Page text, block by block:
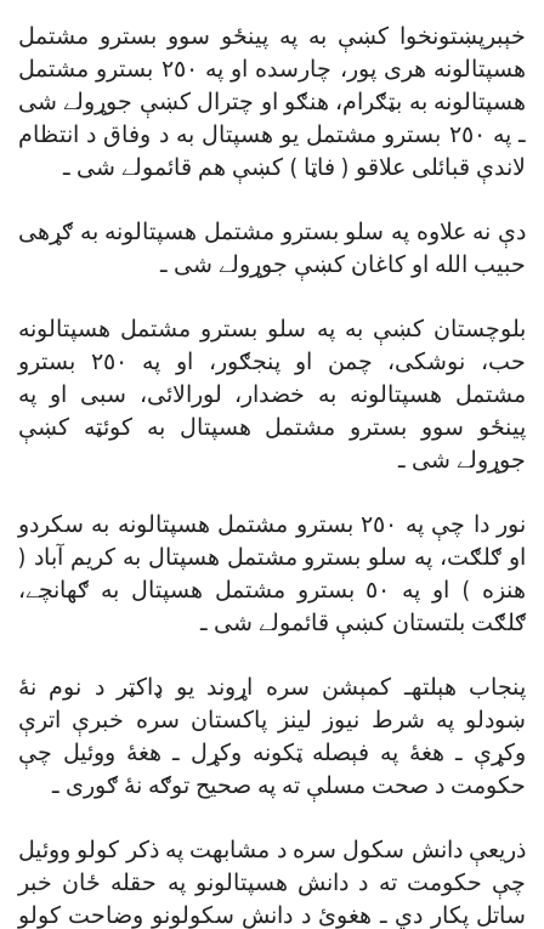
خېبرپښتونخوا کښې به په پينځو سوو بسترو مشتمل
هسپتالونه هرى پور، چارسده او په ٢٥٠ بسترو مشتمل
هسپتالونه به بټګرام، هنګو او چترال کښې جوړولے شى
ـ په ٢٥٠ بسترو مشتمل يو هسپتال به د وفاق د انتظام
لاندې قبائلى علاقو ( فاټا ) کښې هم قائمولے شى ـ
دې نه علاوه په سلو بسترو مشتمل هسپتالونه به ګړهى
حبيب الله او کاغان کښې جوړولے شى ـ
بلوچستان کښې به په سلو بسترو مشتمل هسپتالونه
حب، نوشکى، چمن او پنجګور، او په ٢٥٠ بسترو
مشتمل هسپتالونه به خضدار، لورالائى، سبى او په
پينځو سوو بسترو مشتمل هسپتال به کوئټه کښې
جوړولے شى ـ
نور دا چې په ٢٥٠ بسترو مشتمل هسپتالونه به سکردو
او ګلګت، په سلو بسترو مشتمل هسپتال به کريم آباد (
هنزه ) او په ٥٠ بسترو مشتمل هسپتال به ګهانچے،
ګلګت بلتستان کښې قائمولے شى ـ
پنجاب هېلتهـ کمېشن سره اړوند يو ډاکټر د نوم نۀ
ښودلو په شرط نيوز لينز پاکستان سره خبرې اترې
وکړې ـ هغۀ په فېصله ټکونه وکړل ـ هغۀ ووئيل چې
حکومت د صحت مسلې ته په صحيح توګه نۀ ګورى ـ
ذريعې دانش سکول سره د مشابهت په ذکر کولو ووئيل
چې حکومت ته د دانش هسپتالونو په حقله ځان خبر
ساتل پکار دي ـ هغوئ د دانش سکولونو وضاحت کولو